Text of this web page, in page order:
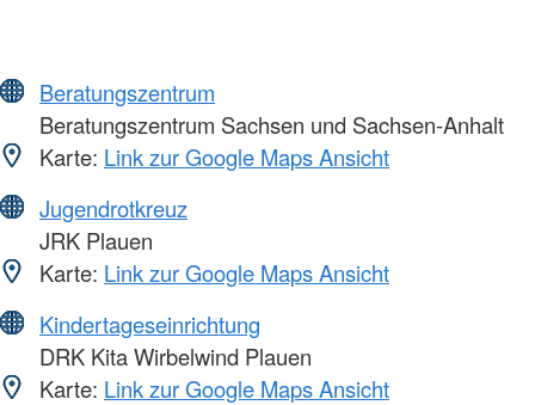
Beratungszentrum
Beratungszentrum Sachsen und Sachsen-Anhalt
Karte: Link zur Google Maps Ansicht
Jugendrotkreuz
JRK Plauen
Karte: Link zur Google Maps Ansicht
Kindertageseinrichtung
DRK Kita Wirbelwind Plauen
Karte: Link zur Google Maps Ansicht